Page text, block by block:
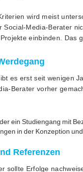
wird meist
Social-Media-Berater
einbinden. Das
es erst seit wenigen
Berater vorher
ein Studiengang mit
in der Konzeption
Referenzen
sollte Erfolge